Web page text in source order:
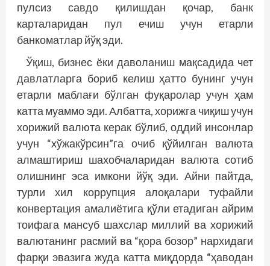
пулсиз савдо қилишдан қочар, банк
карталаридан пул ечиш учун етарли
банкоматлар йўқ эди.
Ўқиш, бизнес ёки даволаниш мақсадида чет
давлатларга бориб келиш ҳатто бунинг учун
етарли маблағи бўлган фуқаролар учун ҳам
катта муаммо эди. Албатта, хорижга чиқиш учун
хорижий валюта керак бўлиб, оддий инсонлар
учун “хўжакўрсин”га очиб қўйилган валюта
алмаштириш шахобчаларидан валюта сотиб
олишнинг эса имкони йўқ эди. Айни пайт­­да,
турли хил коррупция алоқалари туфайли
конвертация амалиётига қўли етадиган айрим
тоифага мансуб шахслар миллий ва хорижий
валютанинг расмий ва “қора бозор” нархидаги
фарқи эвазига жуда катта миқдорда “ҳаводан